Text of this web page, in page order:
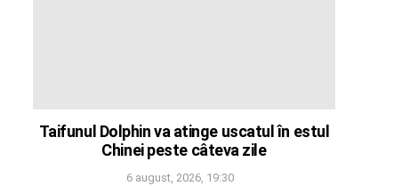
Taifunul Dolphin va atinge uscatul în estul
Chinei peste câteva zile
6 august, 2026, 19:30